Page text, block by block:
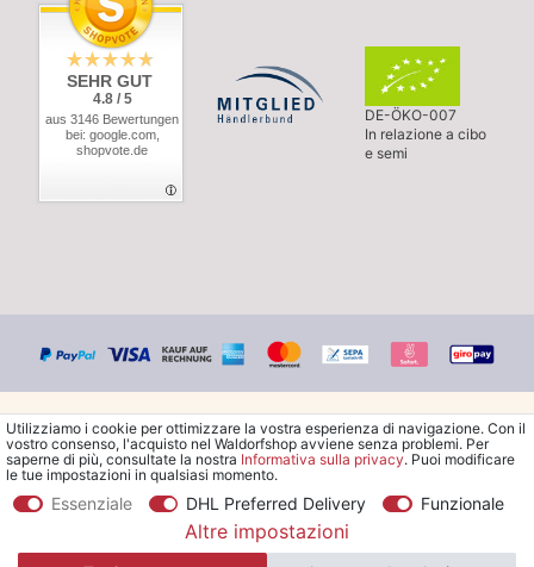
SEHR GUT
4.8 / 5
aus 3146 Bewertungen
bei: google.com,
shopvote.de
DE-ÖKO-007
In relazione a cibo
e semi
© Copyright 2026 Waldorfshop |Tutti i diritti riservati.
*Ordina la spedizione gratuita in Italia a partire da 99 €. Sono
Utilizziamo i cookie per ottimizzare la vostra esperienza di navigazione. Con il
vostro consenso, l'acquisto nel Waldorfshop avviene senza problemi. Per
saperne di più, consultate la nostra Informativa sulla privacy. Puoi modificare
le tue impostazioni in qualsiasi momento.
Essenziale DHL Preferred Delivery Funzionale
Altre impostazioni